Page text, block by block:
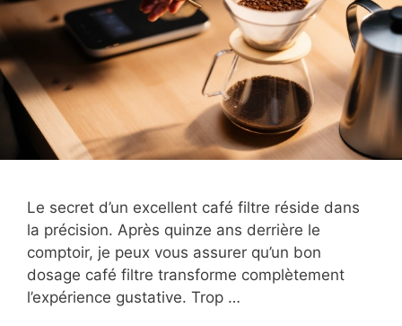
Le secret d’un excellent café filtre réside dans
la précision. Après quinze ans derrière le
comptoir, je peux vous assurer qu’un bon
dosage café filtre transforme complètement
l’expérience gustative. Trop …